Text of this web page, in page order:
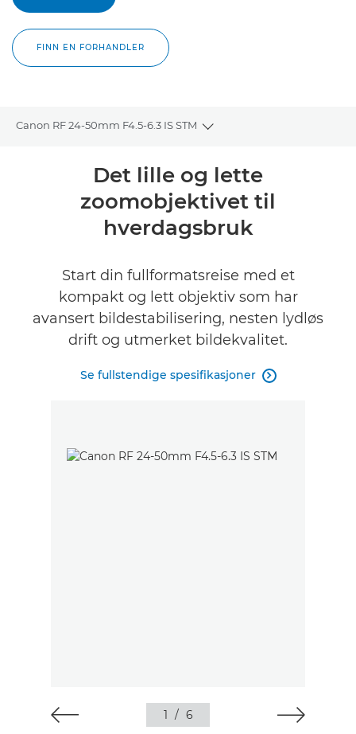
FINN EN FORHANDLER
Canon RF 24-50mm F4.5-6.3 IS STM
Toggle breadcrumbs
Spesifikasjoner
Vurderinger
Støtte
Det lille og lette
zoomobjektivet til
hverdagsbruk
Start din fullformatsreise med et
kompakt og lett objektiv som har
avansert bildestabilisering, nesten lydløs
drift og utmerket bildekvalitet.
Se fullstendige spesifikasjoner 
1 / 6